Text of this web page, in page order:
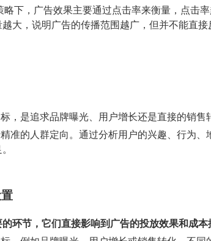
下，广告效果主要通过点击率来衡量，点击
大，说明广告的传播范围越广，但并不能直
，是追求品牌曝光、用户增长还是直接的销售
准的人群定向。通过分析用户的兴趣、行为
环节，它们直接影响到广告的投放效果和成